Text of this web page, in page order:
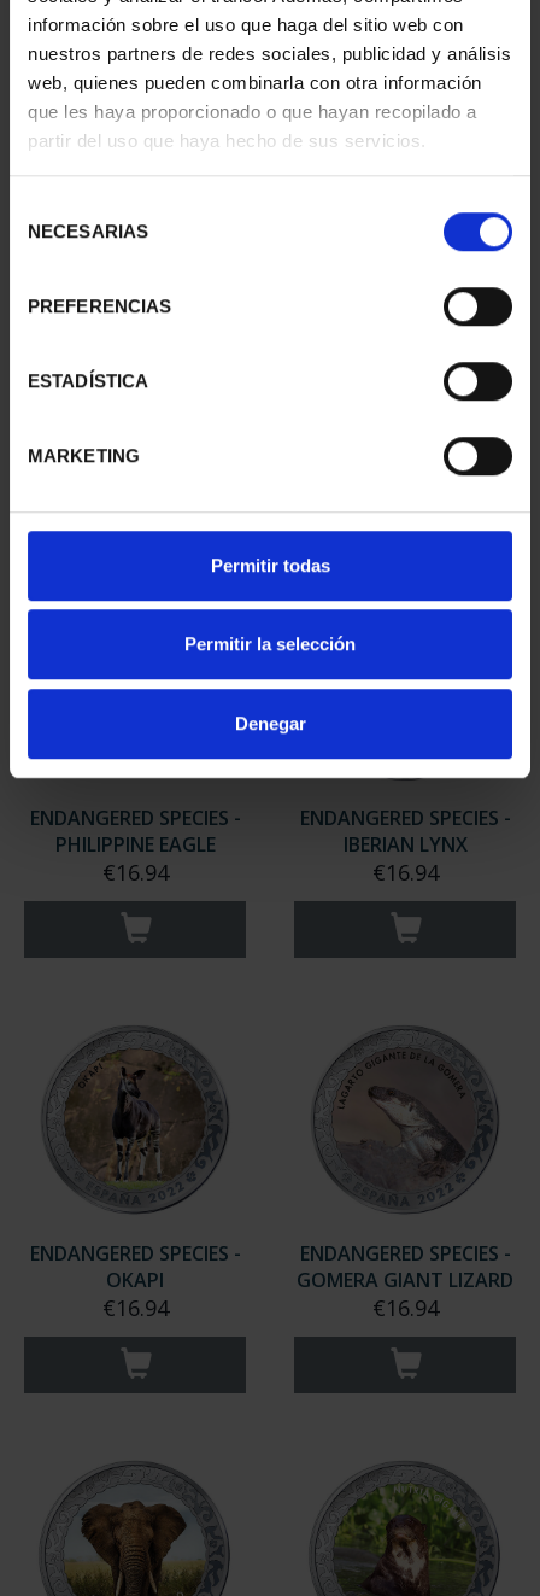
información sobre el uso que haga del sitio web con
nuestros partners de redes sociales, publicidad y análisis
web, quienes pueden combinarla con otra información
que les haya proporcionado o que hayan recopilado a
partir del uso que haya hecho de sus servicios.
NECESARIAS
PREFERENCIAS
ESTADÍSTICA
MARKETING
Permitir todas
Permitir la selección
Denegar
ENDANGERED SPECIES -
ENDANGERED SPECIES -
ENDANGERED SPECIES -
PHILIPPINE EAGLE
€16.94
ENDANGERED SPECIES -
IBERIAN LYNX
€16.94
ENDANGERED SPECIES -
OKAPI
€16.94
ENDANGERED SPECIES -
GOMERA GIANT LIZARD
€16.94